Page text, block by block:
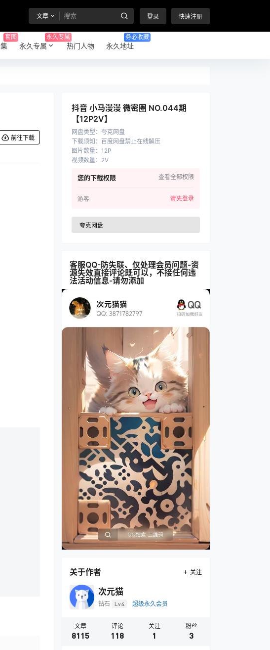
文章 登录 快速注册
套图
永久专属
永久专属
热门人物 永久地址
务必收藏
前往下载
抖音 小马漫漫 微密圈 NO.044期
【12P2V】
网盘类型 ： 夸克网盘
下载须知 ： 百度网盘禁止在线解压
图片数量： 12P
视频数量： 2V
您的下载权限 查看全部权限
游客 请先登录
夸克网盘
客服QQ-防失联、仅处理会员问题-资
源失效直接评论既可以，不接任何违
法活动信息-请勿添加
关于作者 关注
次元猫
钻石 Lv4 超级永久会员
文章
8115
评论
118
关注
1
粉丝
3